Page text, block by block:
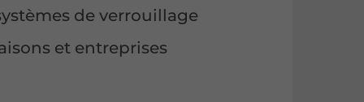
de verrouillage
et entreprises